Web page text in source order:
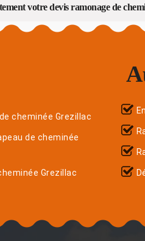
votre devis ramonage de
cheminée Grezillac
de cheminée
Grezillac